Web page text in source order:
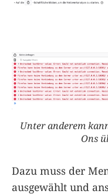
Unter anderem
Ons
Dazu muss der
ausgewählt und